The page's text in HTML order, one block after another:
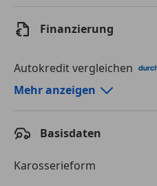
Finanzierung
Autokredit vergleichen
Autokredit-Rechner von
Mehr anzeigen
Basisdaten
Karosserieform